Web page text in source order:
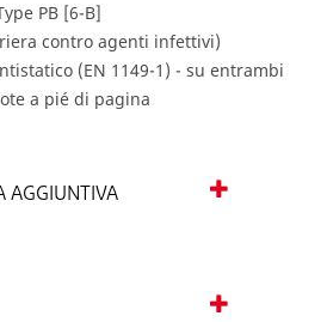
PB [6-B]
contro agenti infettivi)
(EN 1149-1) - su entrambi
a pié di pagina
AGGIUNTIVA